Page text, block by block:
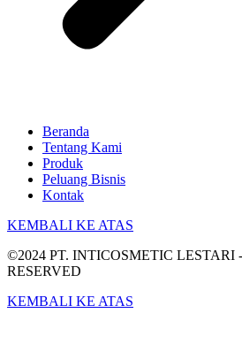
Beranda
Tentang Kami
Produk
Peluang Bisnis
Kontak
KEMBALI KE ATAS
©2024 PT. INTICOSMETIC LESTARI
RESERVED
KEMBALI KE ATAS